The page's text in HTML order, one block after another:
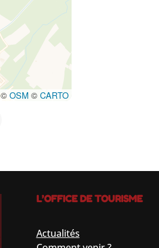
©OSM ©CARTO
L’OFFICE DE TOURISME
Actualités